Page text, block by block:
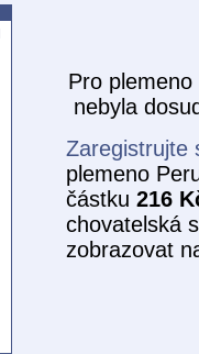
Pro plemeno
nebyla
Zaregistrujte
plemeno
částku 216
chovatelská
zobrazovat